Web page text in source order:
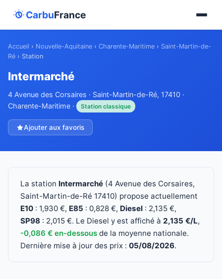
CarbuFrance
Accueil › Nouvelle-Aquitaine › Charente-Maritime › Saint-Martin-de-
Ré › Station
Intermarché
4 Avenue des Corsaires · Saint-Martin-de-Ré, 17410 ·
Charente-Maritime ·
Station classique
Ajouter aux favoris
La station Intermarché (4 Avenue des Corsaires,
Saint-Martin-de-Ré 17410) propose actuellement
E10 : 1,930 €, E85 : 0,828 €, Diesel : 2,135 €,
SP98 : 2,015 €. Le Diesel y est affiché à 2,135 €/L,
-0,086 € en-dessous de la moyenne nationale.
Dernière mise à jour des prix : 05/08/2026.